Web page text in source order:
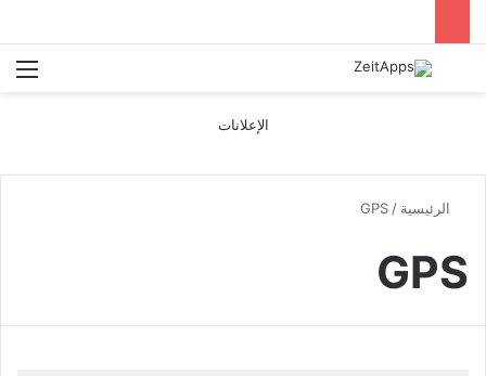
بحث عن
الإعلانات
الرئيسية /
GPS
GPS